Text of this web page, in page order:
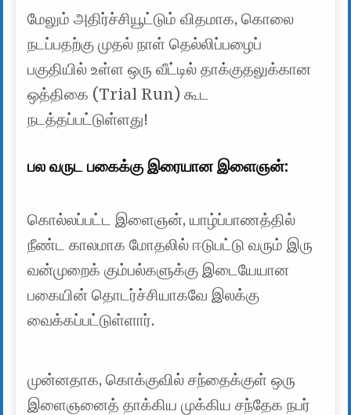
மேலும் அதிர்ச்சியூட்டும் விதமாக, கொலை
நடப்பதற்கு முதல் நாள் தெல்லிப்பழைப்
பகுதியில் உள்ள ஒரு வீட்டில் தாக்குதலுக்கான
ஒத்திகை (Trial Run) கூட
நடத்தப்பட்டுள்ளது!
பல வருட பகைக்கு இரையான இளைஞன்:
கொல்லப்பட்ட இளைஞன், யாழ்ப்பாணத்தில்
நீண்ட காலமாக மோதலில் ஈடுபட்டு வரும் இரு
வன்முறைக் கும்பல்களுக்கு இடையேயான
பகையின் தொடர்ச்சியாகவே இலக்கு
வைக்கப்பட்டுள்ளார்.
முன்னதாக, கொக்குவில் சந்தைக்குள் ஒரு
இளைஞனைத் தாக்கிய முக்கிய சந்தேக நபர்